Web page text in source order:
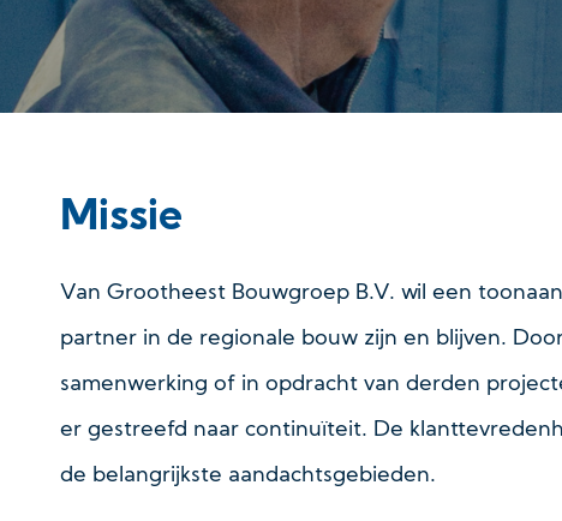
Missie
Van Grootheest Bouwgroep B.V. wil een
partner in de regionale bouw zijn en blijven.
samenwerking of in opdracht van derden
er gestreefd naar continuïteit. De
de belangrijkste aandachtsgebieden.